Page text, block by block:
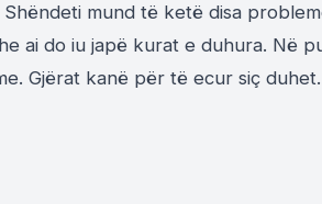
Shëndeti mund të ketë disa
ai do iu japë kurat e duhura. Në
Gjërat kanë për të ecur siç duhet.